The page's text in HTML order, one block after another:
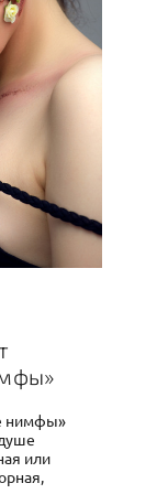
нимфы»
или